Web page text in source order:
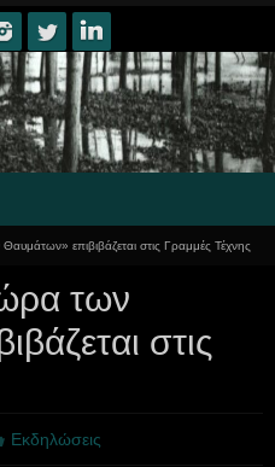
επιβιβάζεται στις Γραμμές Τέχνης
των
στις
Εκδηλώσεις